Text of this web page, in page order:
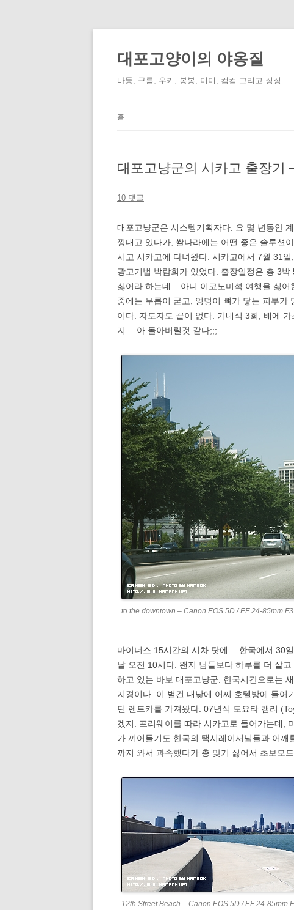
로
너
뛰
대포고양이의 야옹질
바둥, 구름, 우키, 봉봉, 미미, 컴컴 그리고 징징
홈
대포고냥군의 시카고 출장기
10 댓글
대포고냥군은 시스템기획자다. 요 몇 년동안
낑대고 있다가, 쌀나라에는 어떤 좋은 솔루션
시고 시카고에 다녀왔다. 시카고에서 7월 31
광고기법 박람회가 있었다. 출장일정은 총 3
싫어라 하는데 – 아니 이코노미석 여행을 싫
중에는 무릅이 굳고, 엉덩이 뼈가 닿는 피부
이다. 자도자도 끝이 없다. 기내식 3회, 배에
지… 아 돌아버릴것 같다;;;
to the downtown – Canon EOS 5D / EF 24-85mm
마이너스 15시간의 시차 탓에… 한국에서 30
날 오전 10시다. 왠지 남들보다 하루를 더 살
하고 있는 바보 대포고냥군. 한국시간으로는
지경이다. 이 벌건 대낮에 어찌 호텔방에 들
던 렌트카를 가져왔다. 07년식 토요타 캠리
겠지. 프리웨이를 따라 시카고로 들어가는데,
가 끼어들기도 한국의 택시레이서님들과 어
까지 와서 과속했다가 총 맞기 싫어서 초보모드
12th Street Beach – Canon EOS 5D / EF 24-85mm